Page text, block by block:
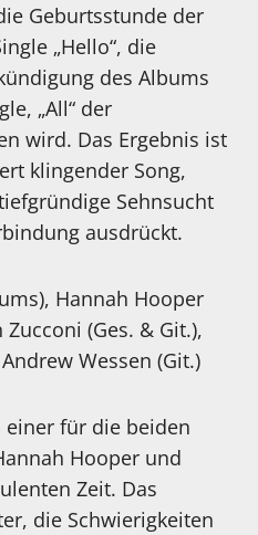
Geburtsstunde der
„Hello“, die
des Albums
„All“ der
wird. Das Ergebnis ist
klingender Song,
Sehnsucht
ausdrückt.
Hannah Hooper
(Ges. & Git.),
Wessen (Git.)
für die beiden
Hooper und
Zeit. Das
die Schwierigkeiten